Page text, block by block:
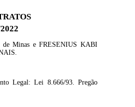
de Minas eFRESENIUS KABI
Legal: Lei 8.666/93. Pregão